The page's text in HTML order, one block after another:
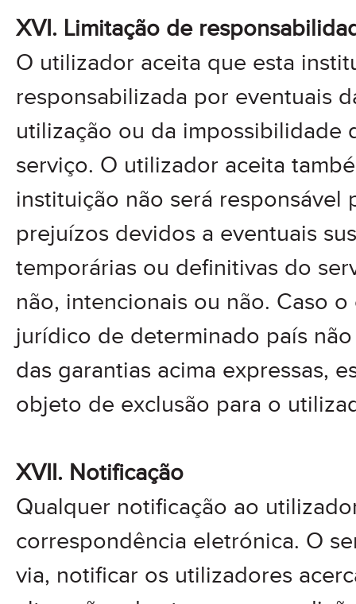
XVI. Limitação de
O utilizador aceita que esta
responsabilizada por eventuais
utilização ou da impossibilidade
serviço. O utilizador aceita
instituição não será responsável
prejuízos devidos a eventuais
temporárias ou definitivas do
não, intencionais ou não. Caso
jurídico de determinado país
das garantias acima expressas,
objeto de exclusão para o
XVII. Notificação
Qualquer notificação ao
correspondência eletrónica. O
via, notificar os utilizadores